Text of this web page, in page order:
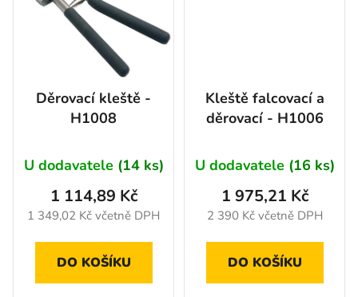
Děrovací kleště -
H1008
U dodavatele (14 ks)
1 349,02 Kč včetně DPH
1 114,89 Kč
DO KOŠÍKU
Kleště falcovací a
děrovací - H1006
U dodavatele (16 ks)
2 390 Kč včetně DPH
1 975,21 Kč
DO KOŠÍKU